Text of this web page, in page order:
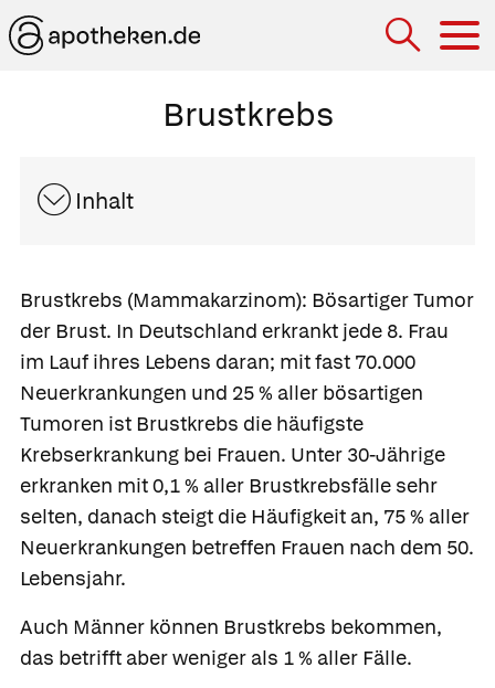
Brustkrebs
Inhalt
Brustkrebs (Mammakarzinom): Bösartiger Tumor
der Brust. In Deutschland erkrankt jede 8. Frau
im Lauf ihres Lebens daran; mit fast 70.000
Neuerkrankungen und 25 % aller bösartigen
Tumoren ist Brustkrebs die häufigste
Krebserkrankung bei Frauen. Unter 30-Jährige
erkranken mit 0,1 % aller Brustkrebsfälle sehr
selten, danach steigt die Häufigkeit an, 75 % aller
Neuerkrankungen betreffen Frauen nach dem 50.
Lebensjahr.
Auch Männer können Brustkrebs bekommen,
das betrifft aber weniger als 1 % aller Fälle.